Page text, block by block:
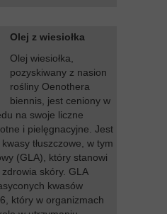
Olej z wiesiołka
Olej wiesiołka,
pozyskiwany z nasion
rośliny Oenothera
biennis, jest ceniony w
na swoje liczne
i pielęgnacyjne. Jest
tłuszczowe, w tym
(GLA), który stanowi
skóry. GLA
kwasów
który w organizmach